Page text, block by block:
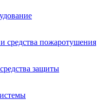
средства пожаротушения
защиты